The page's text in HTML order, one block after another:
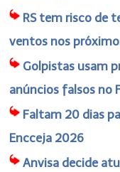
RS tem risco de
ventos nos
Golpistas usam
anúncios falsos no
Faltam 20 dias
Encceja 2026
Anvisa decide